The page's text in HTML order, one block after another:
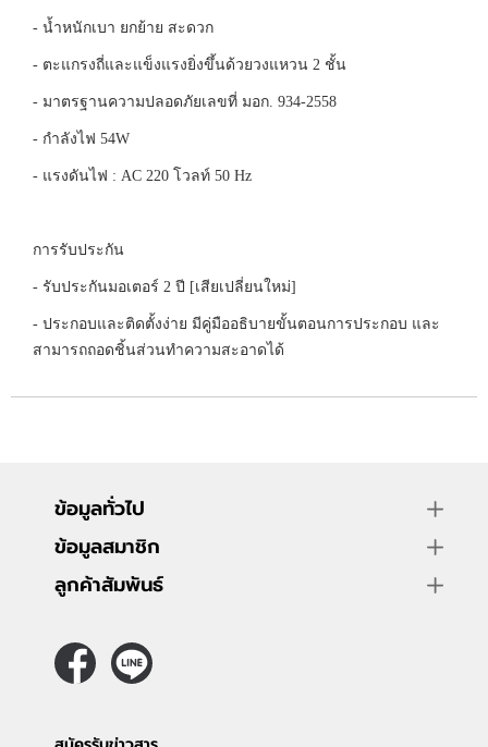
- น้ำหนักเบา ยกย้าย สะดวก
- ตะแกรงถี่และแข็งแรงยิ่งขึ้นด้วยวงแหวน 2 ชั้น
- มาตรฐานความปลอดภัยเลขที่ มอก. 934-2558
- กำลังไฟ 54W
- แรงดันไฟ : AC 220 โวลท์ 50 Hz
การรับประกัน
- รับประกันมอเตอร์ 2 ปี [เสียเปลี่ยนใหม่]
- ประกอบและติดตั้งง่าย มีคู่มืออธิบายขั้นตอนการประกอบ และ
สามารถถอดชิ้นส่วนทำความสะอาดได้
ข้อมูลทั่วไป
ข้อมูลสมาชิก
ลูกค้าสัมพันธ์